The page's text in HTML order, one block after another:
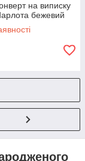
на виписку
бежевий